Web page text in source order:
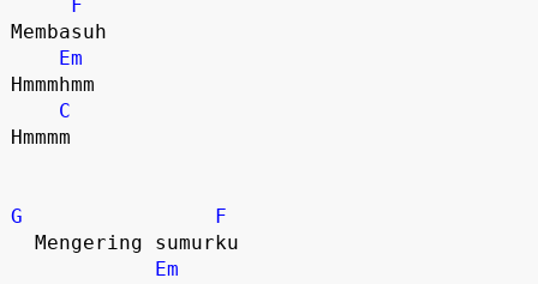
F
Membasuh
Em
Hmmmhmm
C
Hmmmm
G
F
Em